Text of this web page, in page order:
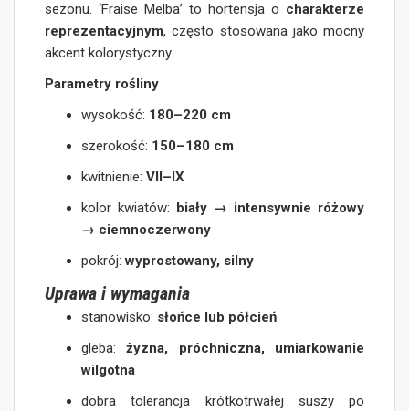
sezonu. ‘Fraise Melba’ to hortensja o charakterze
reprezentacyjnym, często stosowana jako mocny
akcent kolorystyczny.
Parametry rośliny
wysokość: 180–220 cm
szerokość: 150–180 cm
kwitnienie:VII–IX
kolor kwiatów: biały → intensywnie różowy
→ ciemnoczerwony
pokrój:wyprostowany, silny
Uprawa i wymagania
stanowisko: słońce lub półcień
gleba:żyzna, próchniczna, umiarkowanie
wilgotna
dobra tolerancja krótkotrwałej suszy po